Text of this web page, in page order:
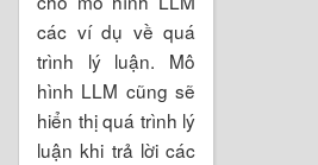
các ví dụ về quá
trình lý luận. Mô
hình LLM cũng sẽ
hiển thị quá trình lý
luận khi trả lời các